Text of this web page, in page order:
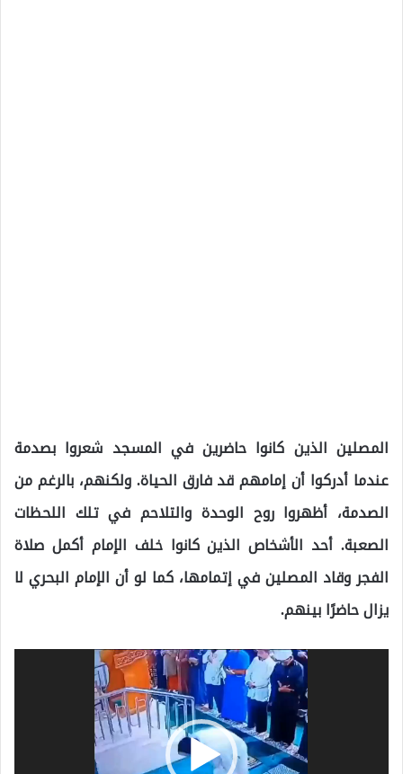
المصلين الذين كانوا حاضرين في المسجد شعروا بصدمة
عندما أدركوا أن إمامهم قد فارق الحياة. ولكنهم، بالرغم من
الصدمة، أظهروا روح الوحدة والتلاحم في تلك اللحظات
الصعبة. أحد الأشخاص الذين كانوا خلف الإمام أكمل صلاة
الفجر وقاد المصلين في إتمامها، كما لو أن الإمام البحري لا
يزال حاضرًا بينهم.